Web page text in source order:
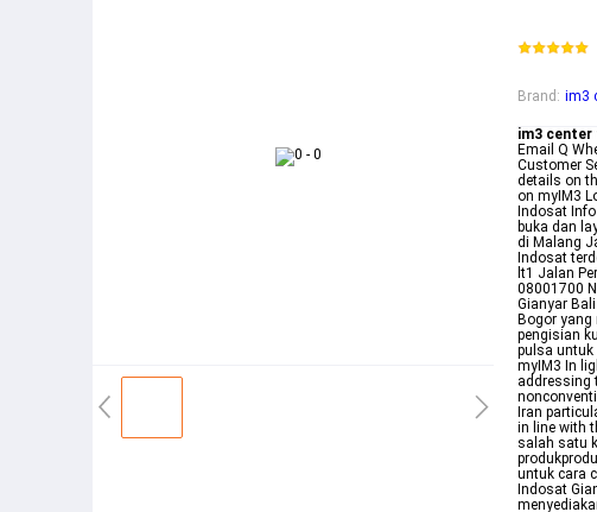
Brand : im3
im3
Email Q
Customer
details on
on myIM3
Indosat
buka dan
di Malang
Indosat
lt1 Jalan
08001700
Gianyar
Bogor
pengisian
pulsa untuk
myIM3 In
addressing
Iran
in line with
salah satu
untuk cara
Indosat